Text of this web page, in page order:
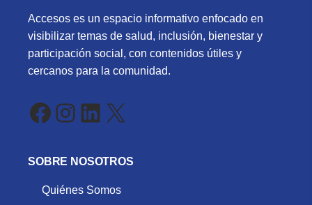
Accesos es un espacio informativo enfocado en
visibilizar temas de salud, inclusión, bienestar y
participación social, con contenidos útiles y
cercanos para la comunidad.
Facebook
Instagram
LinkedIn
X
SOBRE NOSOTROS
Quiénes Somos